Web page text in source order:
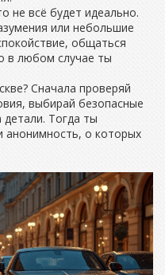
не всё будет идеально.
или небольшие
общаться
в любом случае ты
Сначала проверяй
выбирай безопасные
Тогда ты
о которых